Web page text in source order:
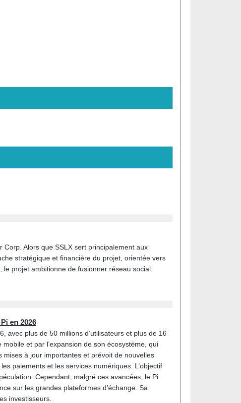
Corp. Alors que SSLX sert principalement aux
stratégique et financière du projet, orientée vers
projet ambitionne de fusionner réseau social,
en 2026
avec plus de 50 millions d’utilisateurs et plus de 16
et par l’expansion de son écosystème, qui
à jour importantes et prévoit de nouvelles
paiements et les services numériques. L’objectif
Cependant, malgré ces avancées, le Pi
sur les grandes plateformes d’échange. Sa
investisseurs.